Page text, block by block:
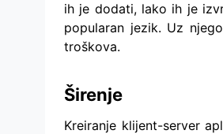
ih je dodati, lako ih je
popularan jezik. Uz
troškova.
Širenje
Kreiranje klijent-server